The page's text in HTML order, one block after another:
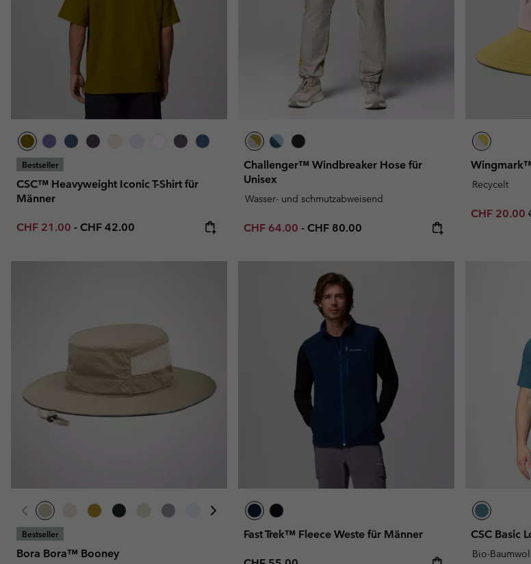
Bestseller
CSC™ Heavyweight Iconic T-Shirt für
Männer
Minimum sale price:
CHF 21.00 - Maximum price:
CHF 42.00
Challenger™ Windbreaker Hose für
Unisex
Wasser- und schmutzabweisend
Minimum sale price:
CHF 64.00 - Maximum price:
CHF 80.00
Recycelt
Sale price:
CHF 20.00
Bestseller
Bora Bora™ Booney
Fast Trek™ Fleece Weste für Männer CSC Basic
Bio-